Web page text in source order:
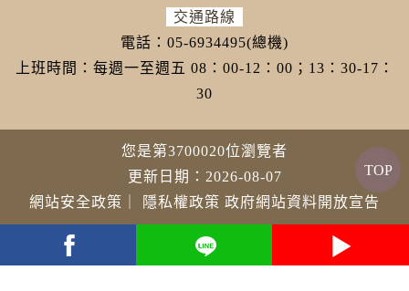
交通路線
電話：05-6934495(總機)
上班時間：每週一至週五 08：00-12：00；13：30-17：
30
您是第3700020位瀏覽者
更新日期：2026-08-07
網站安全政策
隱私權政策 政府網站資料開放宣告
TOP